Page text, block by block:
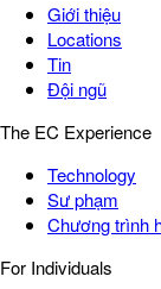
Giới thiệu
Locations
Tin
Đội ngũ
The EC Experience
Technology
Sư phạm
Chương trình
For Individuals